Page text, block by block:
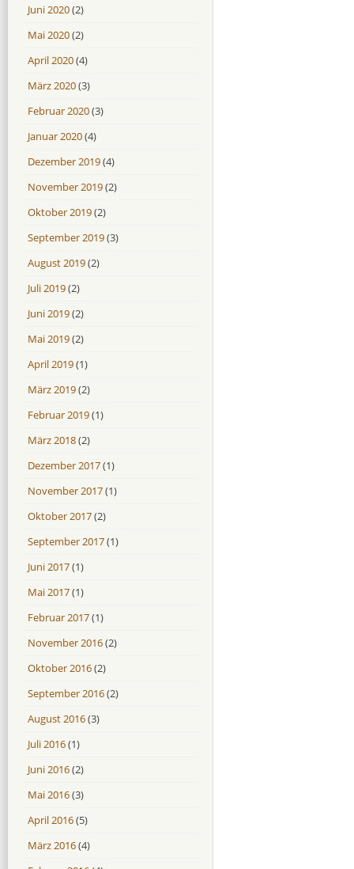
Juni 2020(2)
Mai 2020(2)
April 2020(4)
März 2020(3)
Februar 2020(3)
Januar 2020(4)
Dezember 2019(4)
November 2019(2)
Oktober 2019(2)
September 2019(3)
August 2019(2)
Juli 2019(2)
Juni 2019(2)
Mai 2019(2)
April 2019(1)
März 2019(2)
Februar 2019(1)
März 2018(2)
Dezember 2017(1)
November 2017(1)
Oktober 2017(2)
September 2017(1)
Juni 2017(1)
Mai 2017(1)
Februar 2017(1)
November 2016(2)
Oktober 2016(2)
September 2016(2)
August 2016(3)
Juli 2016(1)
Juni 2016(2)
Mai 2016(3)
April 2016(5)
März 2016(4)